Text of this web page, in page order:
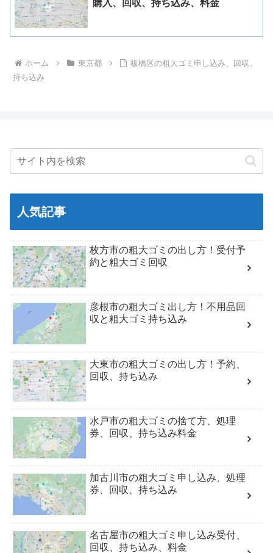
購入、回収、持ち込み、料金
ホーム 東京都
板橋区の粗大ゴミ申し込み、回収、
持ち込み
人気記事
枚方市の粗大ゴミの出し方！受付予
約と粗大ゴミ回収
彦根市の粗大ゴミ出し方！不用品回
収と粗大ゴミ持ち込み
大東市の粗大ゴミの出し方！予約、
回収、持ち込み
水戸市の粗大ゴミの捨て方、処理
券、回収、持ち込み料金
加古川市の粗大ゴミ申し込み、処理
券、回収、持ち込み
名古屋市の粗大ゴミ申し込み受付、
回収、持ち込み、料金